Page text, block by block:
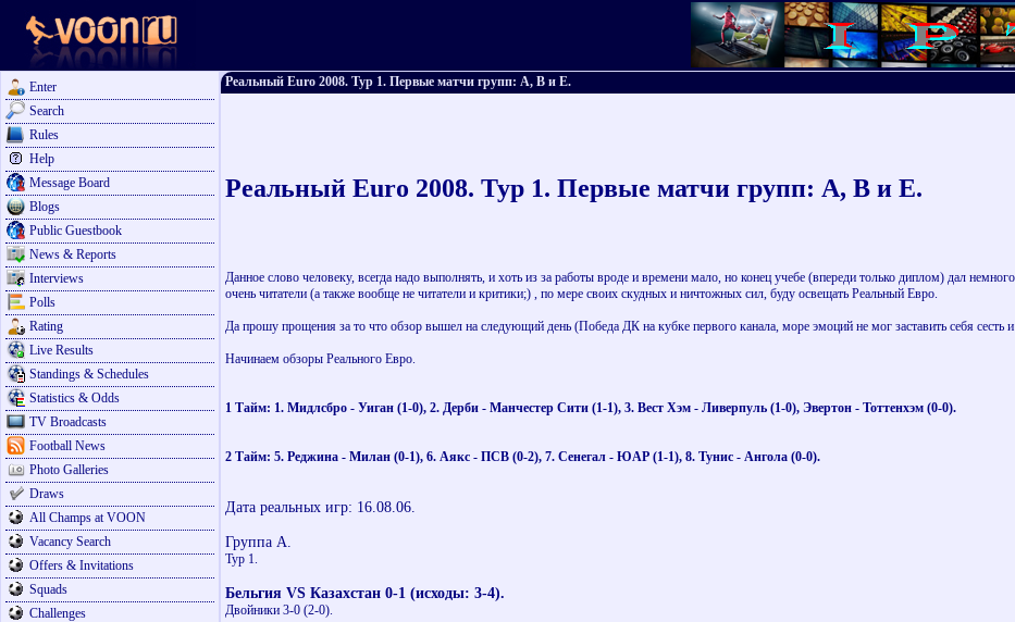
Enter
Search
Rules
Help
Message Board
Blogs
Public Guestbook
News & Reports
Interviews
Polls
Rating
Live Results
Standings & Schedules
Statistics & Odds
TV Broadcasts
Football News
Photo Galleries
Draws
All Champs at VOON
Vacancy Search
Offers & Invitations
Squads
Challenges
Реальный Euro 2008. Тур 1. Первые матчи групп: А, В и Е.
Реальный Euro 2008. Тур 1. Первые матчи групп: А, В и Е.
Данное слово человеку, всегда надо выполнять, и хоть из за работы вроде и времени мало, но конец учебе (впереди только диплом) дал
очень читатели (а также вообще не читатели и критики;) , по мере своих скудных и ничтожных сил, буду освещать Реальный Евро.
Да прошу прощения за то что обзор вышел на следующий день (Победа ДК на кубке первого канала, море эмоций не мог заставить себя сесть
Начинаем обзоры Реального Евро.
1 Тайм: 1. Мидлсбро - Уиган (1-0), 2. Дерби - Манчестер Сити (1-1), 3. Вест Хэм - Ливерпуль (1-0), Эвертон - Тоттенхэм (0-0).
2 Тайм: 5. Реджина - Милан (0-1), 6. Аякс - ПСВ (0-2), 7. Сенегал - ЮАР (1-1), 8. Тунис - Ангола (0-0).
Дата реальных игр: 16.08.06.
Группа А.
Тур 1.
Бельгия VS Казахстан 0-1 (исходы: 3-4).
Двойники 3-0 (2-0).